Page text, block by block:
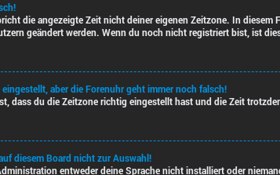
die angezeigte Zeit nicht deiner eigenen Zeitzone. In
geändert werden. Wenn du noch nicht registriert bist, ist
aber die Forenuhr geht immer noch falsch!
dass du die Zeitzone richtig eingestellt hast und die Zeit
diesem Board nicht zur Auswahl!
entweder deine Sprache nicht installiert oder